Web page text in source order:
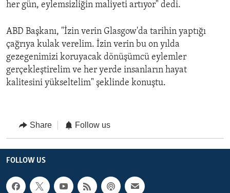
her gün, eylemsizliğin maliyeti artıyor" dedi.
ABD Başkanı, "İzin verin Glasgow'da tarihin yaptığı
çağrıya kulak verelim. İzin verin bu on yılda
gezegenimizi koruyacak dönüşümcü eylemler
gerçekleştirelim ve her yerde insanların hayat
kalitesini yükseltelim" şeklinde konuştu.
Share Follow us
FOLLOW US